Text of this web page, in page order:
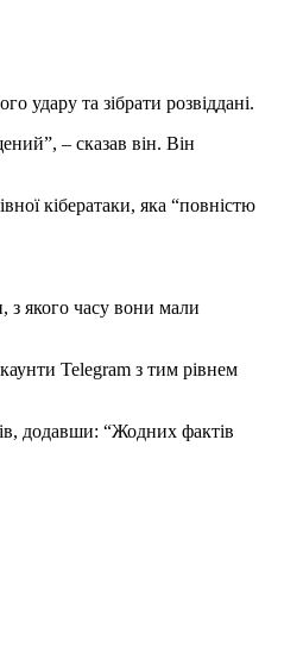
удару та зібрати розвіддані.
– сказав він. Він
кібератаки, яка “повністю
з якого часу вони мали
Telegram з тим рівнем
додавши: “Жодних фактів